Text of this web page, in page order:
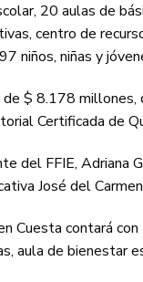
20 aulas de
centro de
niños, niñas y
$ 8.178
Certificada de
del FFIE, Adriana
José del
Cuesta contará
aula de bienestar